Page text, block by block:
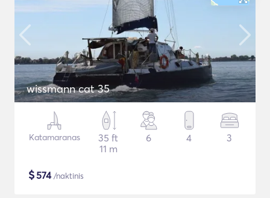
wissmann cat 35
Katamaranas
35 ft
11 m
6 4 3
$574/naktinis